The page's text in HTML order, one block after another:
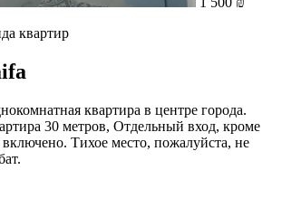
квартир
квартира в центре города.
30 метров, Отдельный вход, кроме
включено. Тихое место, пожалуйста, не